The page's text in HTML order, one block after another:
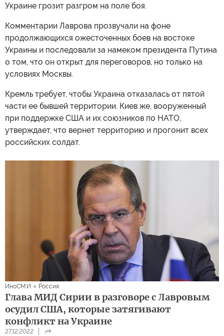
Украине грозит разгром на поле боя.
Комментарии Лаврова прозвучали на фоне
продолжающихся ожесточенных боев на востоке
Украины и последовали за намеком президента Путина
о том, что он открыт для переговоров, но только на
условиях Москвы.
Кремль требует, чтобы Украина отказалась от пятой
части ее бывшей территории. Киев же, вооруженный
при поддержке США и их союзников по НАТО,
утверждает, что вернет территорию и прогонит всех
российских солдат.
ИноСМИ Россия
Глава МИД Сирии в разговоре с Лавровым
осудил США, которые затягивают
конфликт на Украине
27.12.2022